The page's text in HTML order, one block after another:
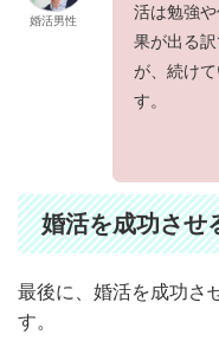
婚活男性
活は勉強
果が出る
が、続け
す。
婚活を成功させ
最後に、婚活を成功さ
す。